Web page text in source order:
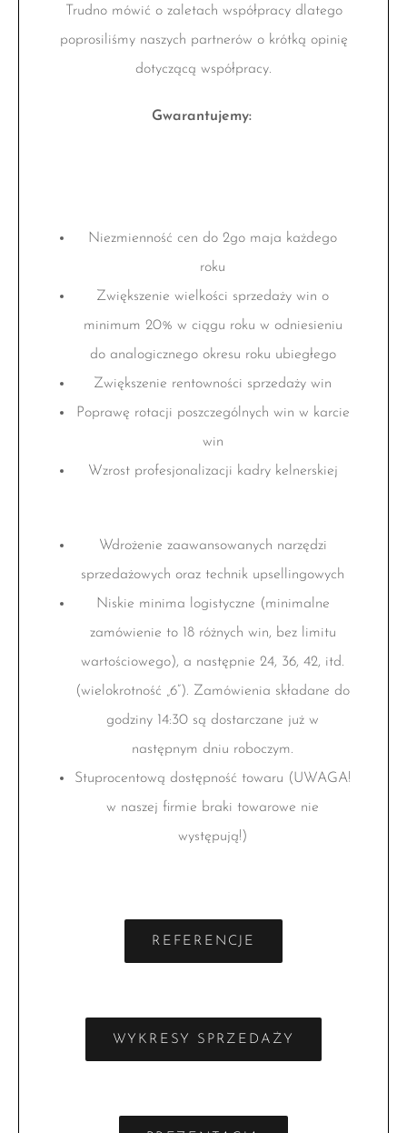
Trudno mówić o zaletach współpracy dlatego
poprosiliśmy naszych partnerów o krótką opinię
dotyczącą współpracy.
Gwarantujemy:
Niezmienność cen do 2go maja każdego
roku
Zwiększenie wielkości sprzedaży win o
minimum 20% w ciągu roku w odniesieniu
do analogicznego okresu roku ubiegłego
Zwiększenie rentowności sprzedaży win
Poprawę rotacji poszczególnych win w karcie
win
Wzrost profesjonalizacji kadry kelnerskiej
Wdrożenie zaawansowanych narzędzi
sprzedażowych oraz technik upsellingowych
Niskie minima logistyczne (minimalne
zamówienie to 18 różnych win, bez limitu
wartościowego), a następnie 24, 36, 42, itd.
(wielokrotność „6”). Zamówienia składane do
godziny 14:30 są dostarczane już w
następnym dniu roboczym.
Stuprocentową dostępność towaru (UWAGA!
w naszej firmie braki towarowe nie
występują!)
REFERENCJE
WYKRESY SPRZEDAŻY